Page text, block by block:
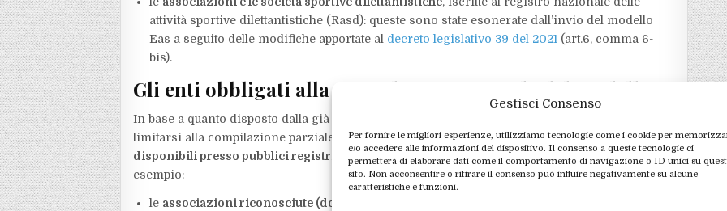
Gestisci Consenso
Per fornire le migliori esperienze, utilizziamo tecnologie come i cookie per
e/o accedere alle informazioni del dispositivo. Il consenso a queste tecnologie ci
permetterà di elaborare dati come il comportamento di navigazione o ID unici su
sito. Non acconsentire o ritirare il consenso può influire negativamente su alcune
caratteristiche e funzioni.
attività sportive dilettantistiche (Rasd): queste sono state esonerate dall’invio del modello
Eas a seguito delle modifiche apportate al decreto legislativo 39 del 2021 (art.6, comma 6-
bis).
Gli enti obbligati alla compilazione parziale del modello
In base a quanto disposto dalla già menzionata
limitarsi alla compilazione parziale del modello Eas glienti associativi i cui dati sono
disponibili presso pubblici registri o amministrazioni pubbliche . Fra questi rientrano, ad
esempio:
le associazioni riconosciute (dotate di personalità giuridica)